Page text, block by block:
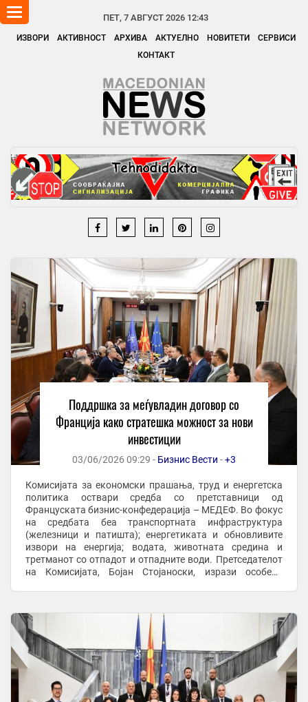
ПЕТ, 7 АВГУСТ 2026 12:43
ИЗВОРИ АКТИВНОСТ АРХИВА АКТУЕЛНО НОВИТЕТИ
СЕРВИСИ
КОНТАКТ
Toggle
navigation
Поддршка за меѓувладин договор со
Франција како стратешка можност за нови
инвестиции
03/06/2026 09:29 - Бизнис Вести -+3
Комисијата за економски прашања, труд и енергетска
политика оствари средба со претставници од
Француската бизнис-конфедерација – МЕДЕФ. Во фокус
на средбата беа транспортната инфраструктура
(железници и патишта); енергетиката и обновливите
извори на енергија; водата, животната средина и
третманот со отпадот и отпадните води. Претседателот
на Комисијата, Бојан Стојаноски, изрази особено